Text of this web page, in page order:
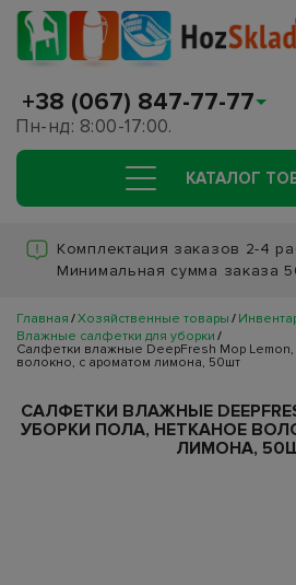
+38 (067) 847-77-77
Пн-нд: 8:00-17:00.
КАТАЛОГ
Комплектация заказов 2-4
Минимальная сумма заказа
Главная Хозяйственные товары
Влажные салфетки для уборки
Салфетки влажные DeepFresh Mop Lemon,
волокно, с ароматом лимона, 50шт
САЛФЕТКИ ВЛАЖНЫЕ
УБОРКИ ПОЛА, НЕТКАНОЕ
ЛИМОНА,